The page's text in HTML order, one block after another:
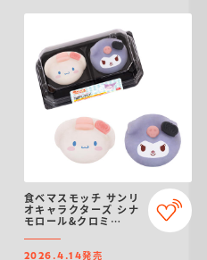
食べマスモッチ サンリ
オキャラクターズ シナ
モロール&クロミ
2026.4.14発売